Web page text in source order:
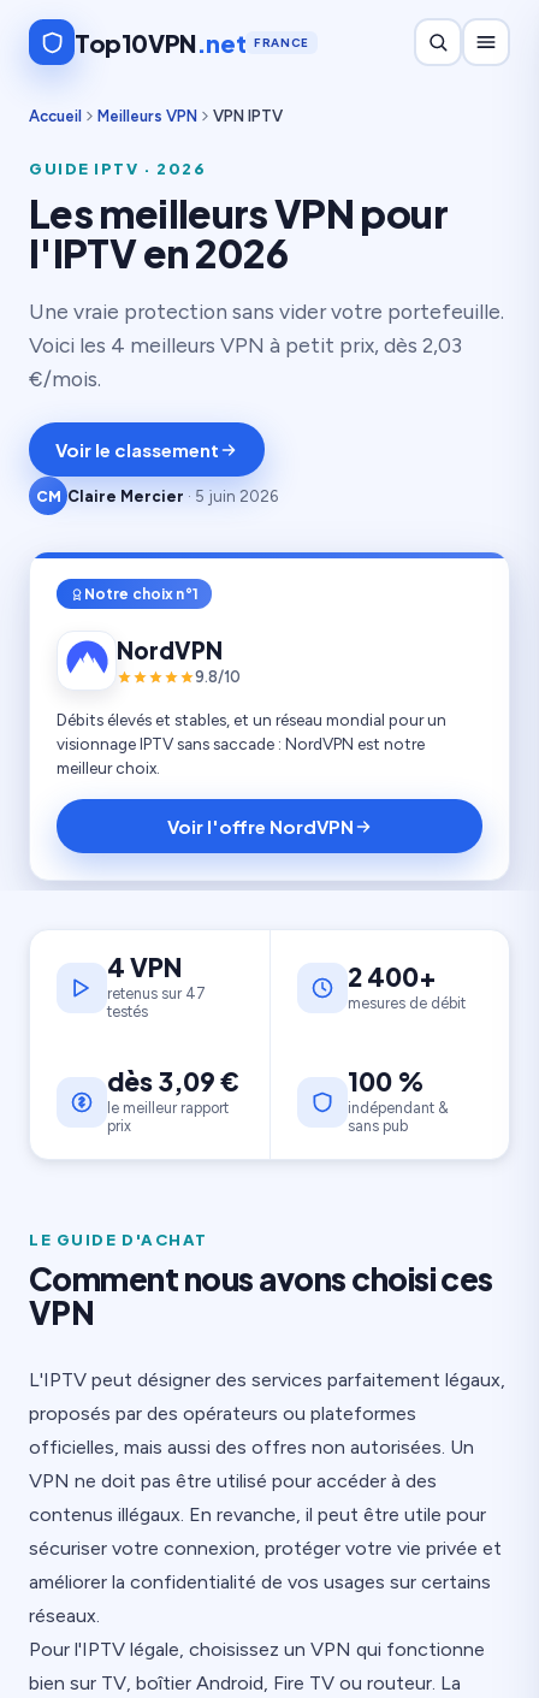
Top10VPN.net FRANCE
Accueil Meilleurs VPN VPN IPTV
GUIDE IPTV · 2026
Les meilleurs VPN pour
l'IPTV en 2026
Une vraie protection sans vider votre portefeuille.
Voici les 4 meilleurs VPN à petit prix, dès 2,03
€/mois.
Voir le classement
CM Claire Mercier · 5 juin 2026
Notre choix n°1
NordVPN
9.8/10
Débits élevés et stables, et un réseau mondial pour un
visionnage IPTV sans saccade : NordVPN est notre
meilleur choix.
Voir l'offre NordVPN
4 VPN
retenus sur 47
testés
2 400+
mesures de débit
dès 3,09 €
le meilleur rapport
prix
100 %
indépendant &
sans pub
LE GUIDE D'ACHAT
Comment nous avons choisi ces
VPN
L'IPTV peut désigner des services parfaitement légaux,
proposés par des opérateurs ou plateformes
officielles, mais aussi des offres non autorisées. Un
VPN ne doit pas être utilisé pour accéder à des
contenus illégaux. En revanche, il peut être utile pour
sécuriser votre connexion, protéger votre vie privée et
améliorer la confidentialité de vos usages sur certains
réseaux.
Pour l'IPTV légale, choisissez un VPN qui fonctionne
bien sur TV, boîtier Android, Fire TV ou routeur. La